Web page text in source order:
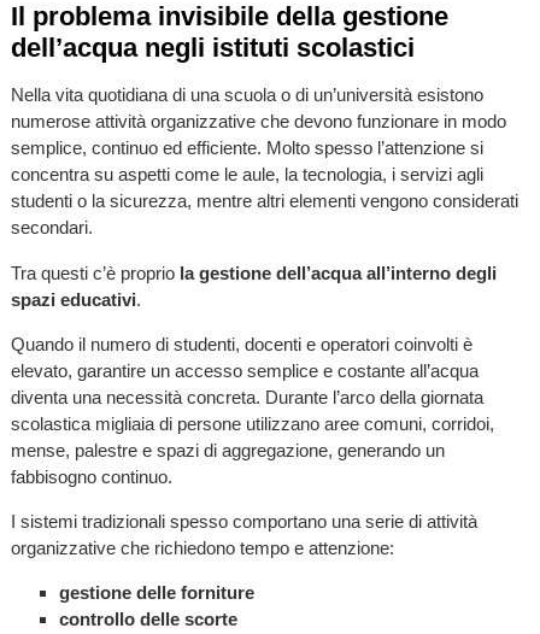
Il problema invisibile della gestione
dell’acqua negli istituti scolastici
Nella vita quotidiana di una scuola o di un’università esistono
numerose attività organizzative che devono funzionare in modo
semplice, continuo ed efficiente. Molto spesso l’attenzione si
concentra su aspetti come le aule, la tecnologia, i servizi agli
studenti o la sicurezza, mentre altri elementi vengono considerati
secondari.
Tra questi c’è proprio la gestione dell’acqua all’interno degli
spazi educativi.
Quando il numero di studenti, docenti e operatori coinvolti è
elevato, garantire un accesso semplice e costante all’acqua
diventa una necessità concreta. Durante l’arco della giornata
scolastica migliaia di persone utilizzano aree comuni, corridoi,
mense, palestre e spazi di aggregazione, generando un
fabbisogno continuo.
I sistemi tradizionali spesso comportano una serie di attività
organizzative che richiedono tempo e attenzione:
gestione delle forniture
controllo delle scorte